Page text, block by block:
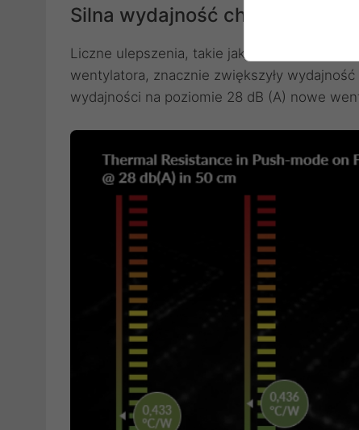
Silna wydajność chłodzenia
Liczne ulepszenia, takie jak zaktualizowana
wentylatora, znacznie zwiększyły
wydajności na poziomie 28 dB (A) nowe